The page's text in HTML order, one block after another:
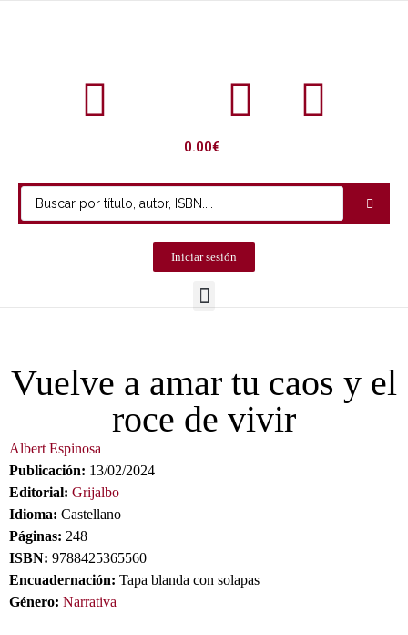
0.00€
Iniciar sesión
Vuelve a amar tu caos y el
roce de vivir
Albert Espinosa
Publicación: 13/02/2024
Editorial: Grijalbo
Idioma: Castellano
Páginas: 248
ISBN: 9788425365560
Encuadernación: Tapa blanda con solapas
Género: Narrativa